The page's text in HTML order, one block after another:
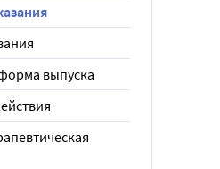
выпуска